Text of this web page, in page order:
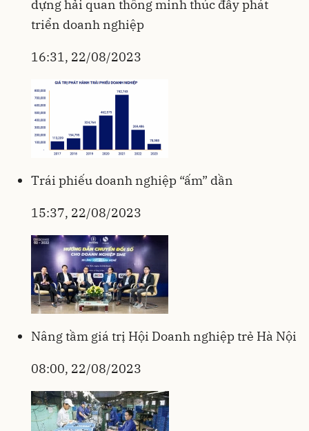
dựng hải quan thông minh thúc đẩy phát
triển doanh nghiệp
16:31, 22/08/2023
Trái phiếu doanh nghiệp “ấm” dần
15:37, 22/08/2023
Nâng tầm giá trị Hội Doanh nghiệp trẻ Hà Nội
08:00, 22/08/2023